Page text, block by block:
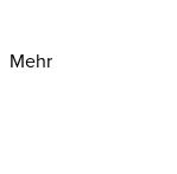
Mehr